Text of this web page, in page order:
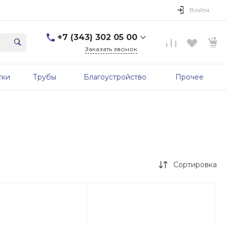
Войти
+7 (343) 302 05 00
г. Екатеринбург, ул.
Заказать звонок
Трубы Благоустройство Прочее
Сортировка